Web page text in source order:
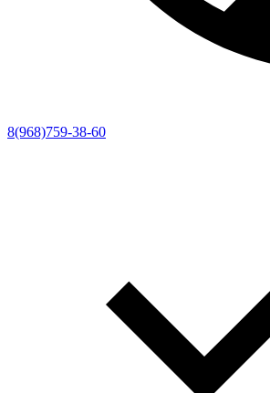
8(968)759-38-60